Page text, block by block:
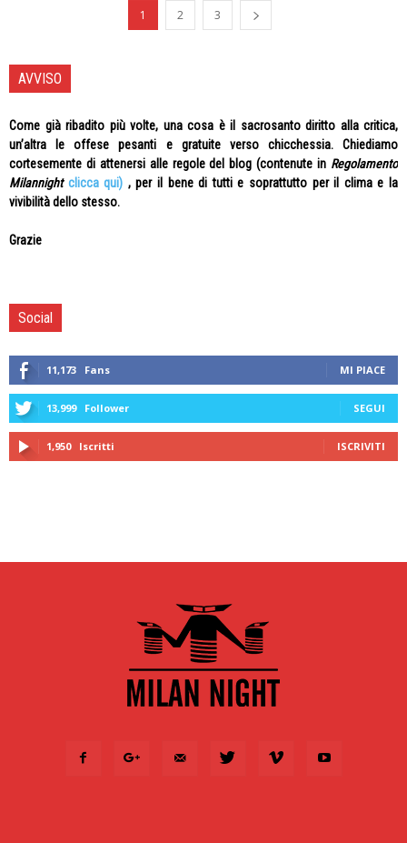
1 2 3
AVVISO
Come già ribadito più volte, una cosa è il sacrosanto diritto alla critica,
un’altra le offese pesanti e gratuite verso chicchessia. Chiediamo
cortesemente di attenersi alle regole del blog (contenute in Regolamento
Milannight clicca qui) , per il bene di tutti e soprattutto per il clima e la
vivibilità dello stesso.
Grazie
Social
11,173 Fans MI PIACE
13,999 Follower SEGUI
1,950 Iscritti ISCRIVITI